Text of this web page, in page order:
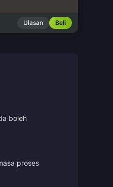
Ulasan Beli
boleh
proses